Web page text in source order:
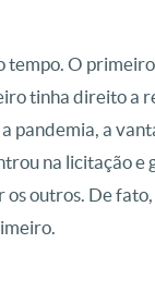
tempo. O
tinha direito a
pandemia, a
na licitação e
os outros. De